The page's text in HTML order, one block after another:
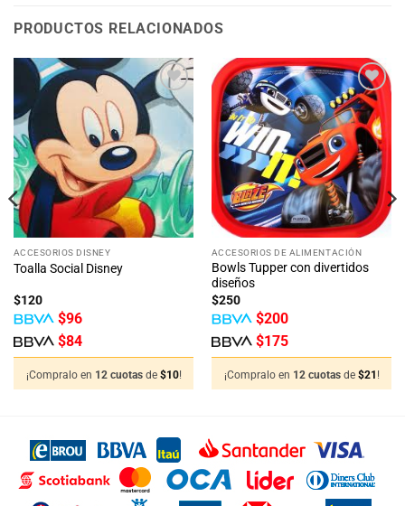
PRODUCTOS RELACIONADOS
Añadir
de
deseos
ACCESORIOS DISNEY
Toalla Social Disney
$120
$96
$84
¡Compralo en 12 cuotas de $10!
Añadir
a la
lista
de
deseos
ACCESORIOS DE ALIMENTACIÓN
Bowls Tupper con divertidos
diseños
$250
$200
$175
¡Compralo en 12 cuotas de $21 !